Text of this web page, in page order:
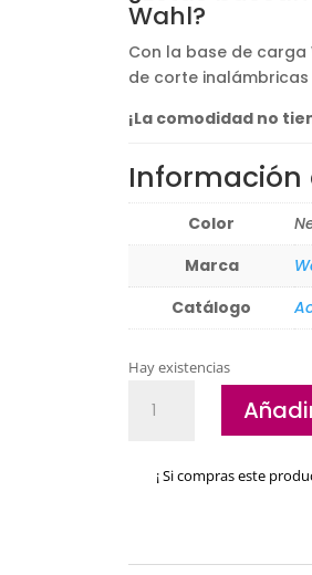
Wahl?
Con la base de
de corte inalámbricas
¡La comodidad no
Información
Color
Marca
Catálogo
Hay existencias
Wahl
corte
¡ Si compras este